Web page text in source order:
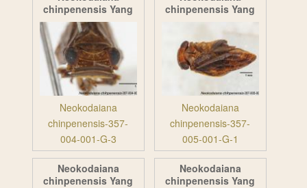
chinpenensis Yang
Neokodaiana
chinpenensis-357-
004-001-G-3
chinpenensis Yang
Neokodaiana
chinpenensis-357-
005-001-G-1
Neokodaiana
chinpenensis Yang
Neokodaiana
chinpenensis Yang